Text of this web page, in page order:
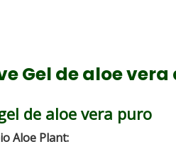
Gel de aloe
de aloe vera puro
Aloe Plant: